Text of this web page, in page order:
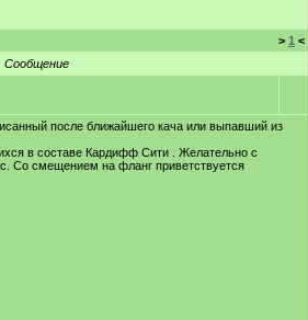
> 1 <
Сообщение
после ближайшего кача или выпавший из
в составе Кардифф Сити . Желательно с
Со смещением на фланг приветствуется